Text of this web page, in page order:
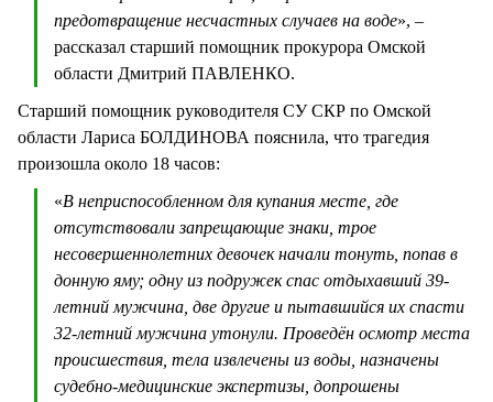
предотвращение несчастных случаев на воде», –
рассказал старший помощник прокурора Омской
области Дмитрий ПАВЛЕНКО.
Старший помощник руководителя СУ СКР по Омской
области Лариса БОЛДИНОВА пояснила, что трагедия
произошла около 18 часов:
«В неприспособленном для купания месте, где
отсутствовали запрещающие знаки, трое
несовершеннолетних девочек начали тонуть, попав в
донную яму; одну из подружек спас отдыхавший 39-
летний мужчина, две другие и пытавшийся их спасти
32-летний мужчина утонули. Проведён осмотр места
происшествия, тела извлечены из воды, назначены
судебно-медицинские экспертизы, допрошены